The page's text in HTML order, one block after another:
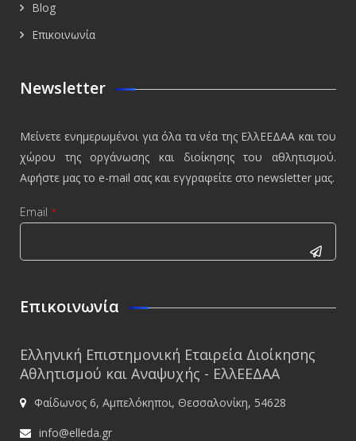
Blog
Επικοινωνία
Newsletter
Μείνετε ενημερωμένοι για όλα τα νέα της ΕλλΕΕΔΑΑ και του
χώρου της οργάνωσης και διοίκησης του αθλητισμού.
Αφήστε μας το e-mail σας και εγγραφείτε στο newsletter μας.
Email *
This
whether or
not you are
a human
visitor and
Επικοινωνία
Ελληνική Επιστημονική Εταιρεία Διοίκησης
Αθλητισμού και Αναψυχής - ΕλλΕΕΔΑΑ
Φαίδωνος 6, Αμπελόκηποι, Θεσσαλονίκη, 54628
info@elleda.gr